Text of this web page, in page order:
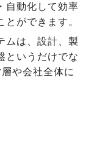
自動化して効率
ができます。
ムは、設計、製
というだけでな
や会社全体に